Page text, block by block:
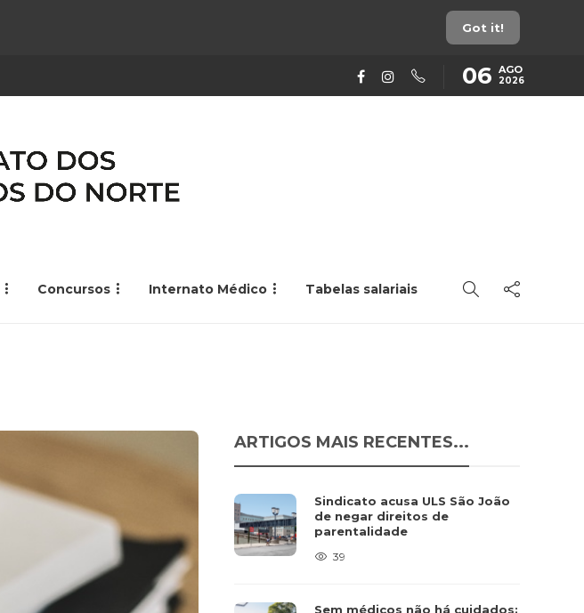
Got it!
06 AGO
2026
Concursos Internato Médico Tabelas salariais
ARTIGOS MAIS RECENTES...
Sindicato acusa ULS São João
de negar direitos de
parentalidade
39
Sem médicos não há cuidados: